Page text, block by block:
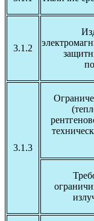
3.1.2
3.1.3